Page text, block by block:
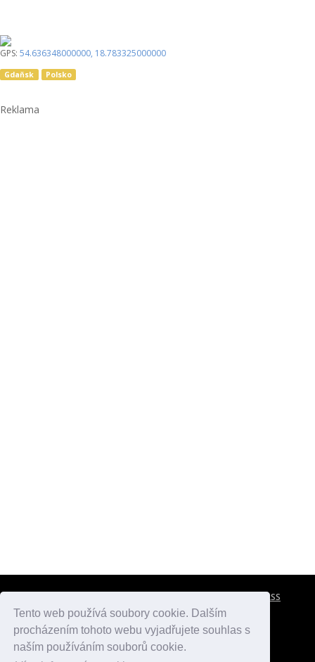
Tento web používá soubory cookie. Dalším
procházením tohoto webu vyjadřujete souhlas s
naším používáním souborů cookie.
GPS: 54.636348000000, 18.783325000000
Gdaňsk Polsko
Reklama
RSS
atlaspamatek.info